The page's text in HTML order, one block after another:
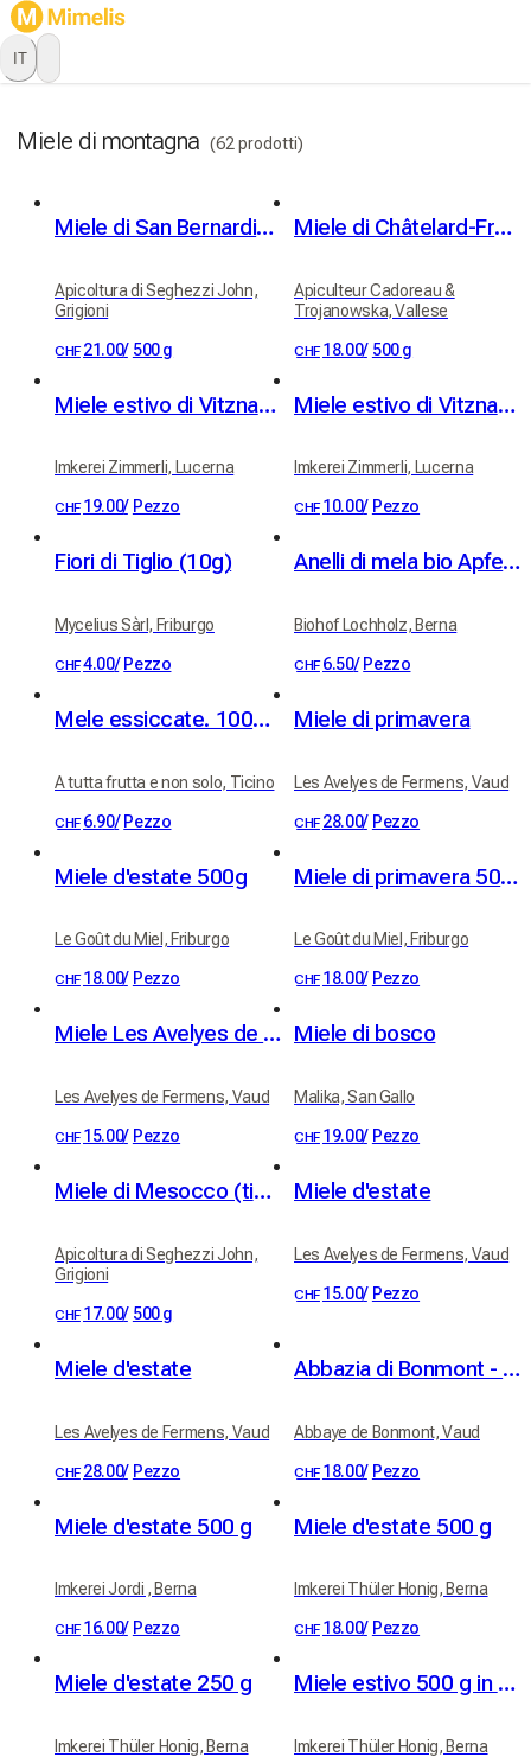
IT
Miele di montagna (62 prodotti)
Miele di San Bernardino (rododendro - rosa alpina e millefiori)
Apicoltura di Seghezzi John,
Grigioni
CHF 21.00/ 500 g
Miele di Châtelard-Frontière
Apiculteur Cadoreau &
Trojanowska, Vallese
CHF 18.00/ 500 g
Miele estivo di Vitznau 500 g
Imkerei Zimmerli, Lucerna
CHF 19.00/ Pezzo
Miele estivo di Vitznau 250 g
Imkerei Zimmerli, Lucerna
CHF 10.00/ Pezzo
Fiori di Tiglio (10g)
Mycelius Sàrl, Friburgo
CHF4.00/ Pezzo
Anelli di mela bio Apfelringli da alberi ad alto fusto 60 g
Biohof Lochholz, Berna
CHF 6.50/ Pezzo
Mele essiccate. 100% frutta
A tutta frutta e non solo, Ticino
CHF 6.90/ Pezzo
Miele di primavera
Les Avelyes de Fermens, Vaud
CHF 28.00/ Pezzo
Miele d'estate 500g
Le Goût du Miel, Friburgo
CHF 18.00/ Pezzo
Miele di primavera 500g
Le Goût du Miel, Friburgo
CHF 18.00/ Pezzo
Miele Les Avelyes de Fermens
Les Avelyes de Fermens, Vaud
CHF 15.00/ Pezzo
Miele di bosco
Malika, San Gallo
CHF 19.00/ Pezzo
Miele di Mesocco (tiglio e millefiori)
Apicoltura di Seghezzi John,
Grigioni
CHF 17.00/ 500 g
Miele d'estate
Les Avelyes de Fermens, Vaud
CHF 15.00/ Pezzo
Miele d'estate
Les Avelyes de Fermens, Vaud
CHF 28.00/ Pezzo
Abbazia di Bonmont - miele svizzero d'abbazia
Abbaye de Bonmont, Vaud
CHF 18.00/ Pezzo
Miele d'estate 500 g
Imkerei Jordi , Berna
CHF 16.00/ Pezzo
Miele d'estate 500 g
Imkerei Thüler Honig, Berna
CHF 18.00/ Pezzo
Miele d'estate 250 g
Imkerei Thüler Honig, Berna
Miele estivo 500 g in confezione regalo
Imkerei Thüler Honig, Berna